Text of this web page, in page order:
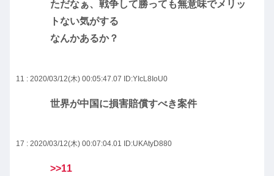
ただなぁ、戦争して勝っても無意味でメリッ
トない気がする
なんかあるか？
11 : 2020/03/12(木) 00:05:47.07 ID:YIcL8IoU0
世界が中国に損害賠償すべき案件
17 : 2020/03/12(木) 00:07:04.01 ID:UKAtyD880
>>11